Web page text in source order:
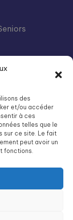
des
et/ou accéder
à ces
telles que le
sur ce site. Le fait
peut avoir un
fonctions.
Groupe SOS